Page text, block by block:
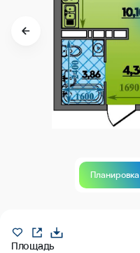
Планировка
Площадь